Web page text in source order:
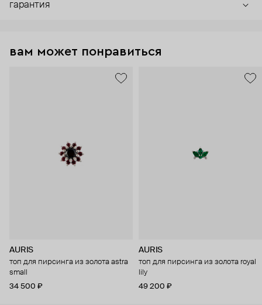
гарантия
вам может понравиться
AURIS
топ для пирсинга из золота astra
small
34 500 ₽
AURIS
топ для пирсинга из золота royal
lily
49 200 ₽